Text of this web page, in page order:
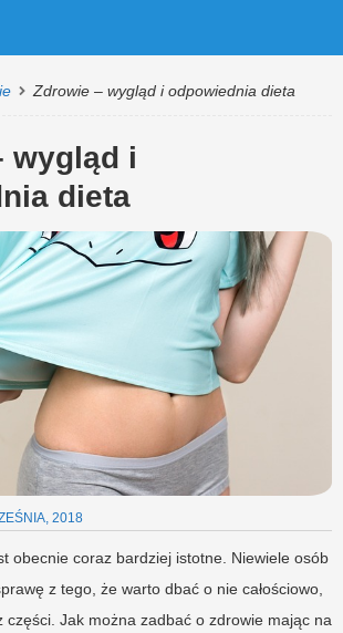
Zdrowie – wygląd i odpowiednia dieta
wygląd i
dieta
2018
obecnie coraz bardziej istotne. Niewiele osób
z tego, że warto dbać o nie całościowo,
części. Jak można zadbać o zdrowie mając na